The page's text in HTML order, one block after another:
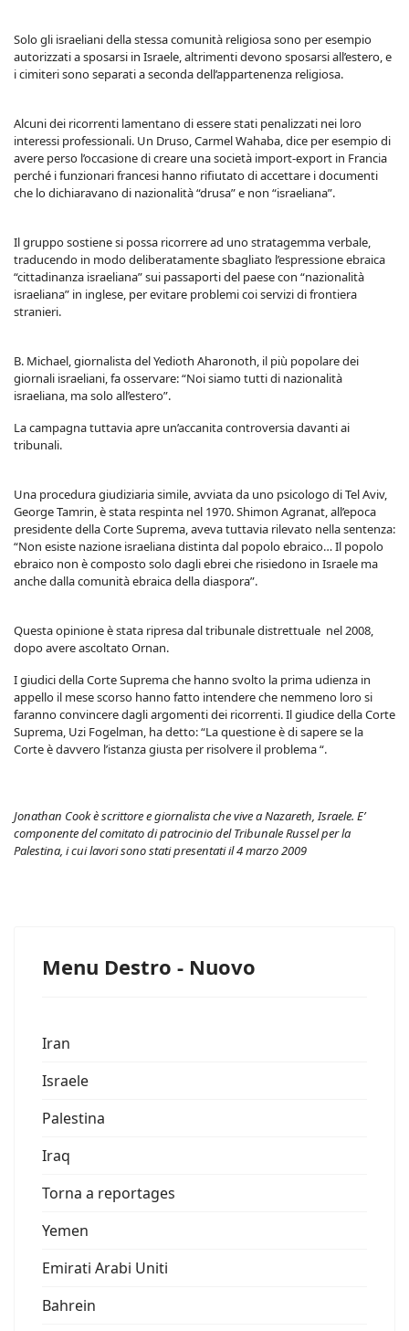
Solo gli israeliani della stessa comunità religiosa sono per esempio
autorizzati a sposarsi in Israele, altrimenti devono sposarsi all’estero, e
i cimiteri sono separati a seconda dell’appartenenza religiosa.
Alcuni dei ricorrenti lamentano di essere stati penalizzati nei loro
interessi professionali. Un Druso, Carmel Wahaba, dice per esempio di
avere perso l’occasione di creare una società import-export in Francia
perché i funzionari francesi hanno rifiutato di accettare i documenti
che lo dichiaravano di nazionalità “drusa” e non “israeliana”.
Il gruppo sostiene si possa ricorrere ad uno stratagemma verbale,
traducendo in modo deliberatamente sbagliato l’espressione ebraica
“cittadinanza israeliana” sui passaporti del paese con “nazionalità
israeliana” in inglese, per evitare problemi coi servizi di frontiera
stranieri.
B. Michael, giornalista del Yedioth Aharonoth, il più popolare dei
giornali israeliani, fa osservare: “Noi siamo tutti di nazionalità
israeliana, ma solo all’estero”.
La campagna tuttavia apre un’accanita controversia davanti ai
tribunali.
Una procedura giudiziaria simile, avviata da uno psicologo di Tel Aviv,
George Tamrin, è stata respinta nel 1970. Shimon Agranat, all’epoca
presidente della Corte Suprema, aveva tuttavia rilevato nella sentenza:
“Non esiste nazione israeliana distinta dal popolo ebraico… Il popolo
ebraico non è composto solo dagli ebrei che risiedono in Israele ma
anche dalla comunità ebraica della diaspora”.
Questa opinione è stata ripresa dal tribunale distrettuale nel 2008,
dopo avere ascoltato Ornan.
I giudici della Corte Suprema che hanno svolto la prima udienza in
appello il mese scorso hanno fatto intendere che nemmeno loro si
faranno convincere dagli argomenti dei ricorrenti. Il giudice della Corte
Suprema, Uzi Fogelman, ha detto: “La questione è di sapere se la
Corte è davvero l’istanza giusta per risolvere il problema “.
Jonathan Cook è scrittore e giornalista che vive a Nazareth, Israele. E’
componente del comitato di patrocinio del Tribunale Russel per la
Palestina, i cui lavori sono stati presentati il 4 marzo 2009
Menu Destro - Nuovo
Iran
Israele
Palestina
Iraq
Torna a reportages
Yemen
Emirati Arabi Uniti
Bahrein